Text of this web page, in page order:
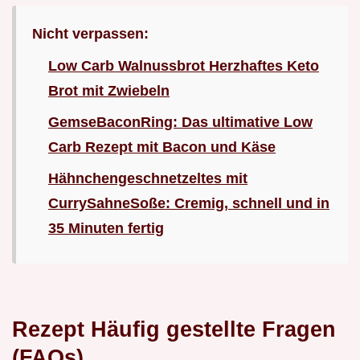
Nicht verpassen:
Low Carb Walnussbrot Herzhaftes Keto
Brot mit Zwiebeln
GemseBaconRing: Das ultimative Low
Carb Rezept mit Bacon und Käse
Hähnchengeschnetzeltes mit
CurrySahneSoße: Cremig, schnell und in
35 Minuten fertig
Rezept Häufig gestellte Fragen